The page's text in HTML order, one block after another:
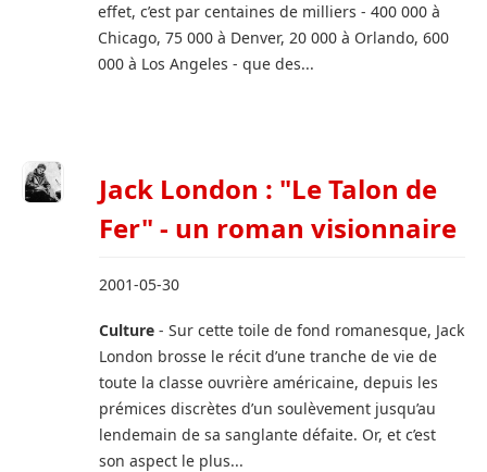
effet, c’est par centaines de milliers - 400 000 à
Chicago, 75 000 à Denver, 20 000 à Orlando, 600
000 à Los Angeles - que des...
Jack London : "Le Talon de
Fer" - un roman visionnaire
2001-05-30
Culture- Sur cette toile de fond romanesque, Jack
London brosse le récit d’une tranche de vie de
toute la classe ouvrière américaine, depuis les
prémices discrètes d’un soulèvement jusqu’au
lendemain de sa sanglante défaite. Or, et c’est
son aspect le plus...